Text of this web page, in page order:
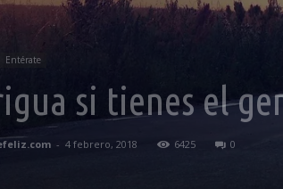
Entérate
si tienes el
- 4 febrero, 2018 6425 0